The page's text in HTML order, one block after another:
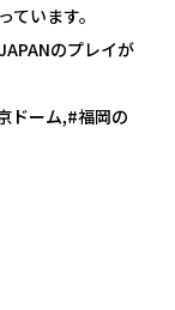
います。
のプレイが
ドーム,#福岡の